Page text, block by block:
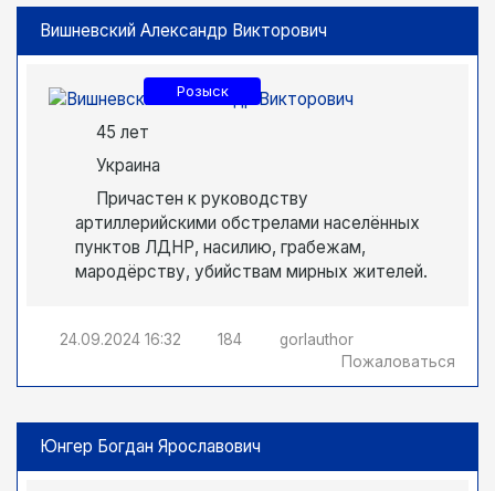
Вишневский Александр Викторович
Розыск
45 лет
Украина
Причастен к руководству
артиллерийскими обстрелами населённых
пунктов ЛДНР, насилию, грабежам,
мародёрству, убийствам мирных жителей.
24.09.2024 16:32 184
gorlauthor
Пожаловаться
Юнгер Богдан Ярославович